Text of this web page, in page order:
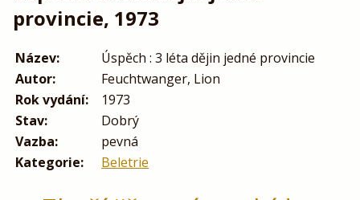
provincie, 1973
Název:
Úspěch : 3 léta dějin jedné provincie
Autor:
Feuchtwanger, Lion
Rok vydání:
1973
Stav:
Dobrý
Vazba:
pevná
Kategorie:
Beletrie